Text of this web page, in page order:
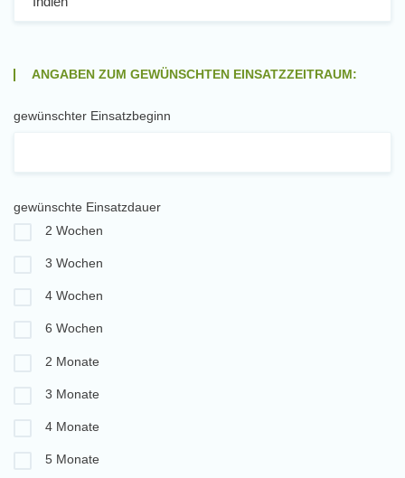
ANGABEN ZUM GEWÜNSCHTEN EINSATZZEITRAUM:
gewünschter Einsatzbeginn
gewünschte Einsatzdauer
2 Wochen
3 Wochen
4 Wochen
6 Wochen
2 Monate
3 Monate
4 Monate
5 Monate